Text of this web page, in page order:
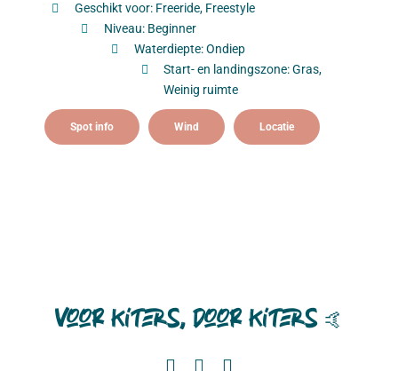
Geschikt voor: Freeride, Freestyle
Niveau: Beginner
Waterdiepte: Ondiep
Start- en landingszone: Gras,
Weinig ruimte
Spot info Wind Locatie
Voor kiters, door kiters🤙